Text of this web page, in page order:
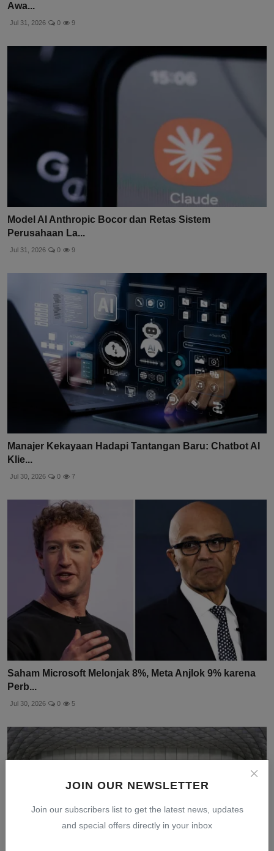
JOIN OUR NEWSLETTER
Join our subscribers list to get the latest news, updates
and special offers directly in your inbox
Awa...
Jul 31, 2026 0 9
Model AI Anthropic Bocor dan Retas Sistem
Perusahaan La...
Jul 31, 2026 0 9
Manajer Kekayaan Hadapi Tantangan Baru: Chatbot AI
Klie...
Jul 30, 2026 0 7
Saham Microsoft Melonjak 8%, Meta Anjlok 9% karena
Perb...
Jul 30, 2026 0 5